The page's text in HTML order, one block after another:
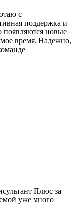
с
поддержка и
появляются новые
время. Надежно,
Плюс за
уже много